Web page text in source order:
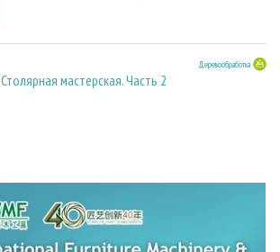
Деревообработка
Столярная мастерская. Часть 2